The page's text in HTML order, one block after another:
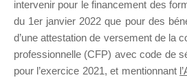
Ce groupe est destiné aux
Formation qui souhaitent
Propositions Mallette du
intervenir pour le financement des
du 1er janvier 2022 que pour des
d’une attestation de versement de la
professionnelle (CFP) avec code de
pour l’exercice 2021, et mentionnant